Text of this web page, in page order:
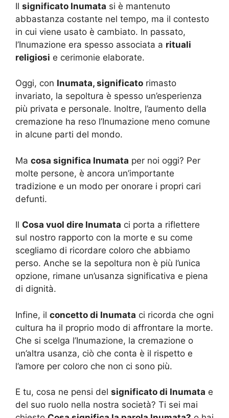
Il significato Inumata si è mantenuto
abbastanza costante nel tempo, ma il contesto
in cui viene usato è cambiato. In passato,
l’Inumazione era spesso associata a rituali
religiosi e cerimonie elaborate.
Oggi, con Inumata, significato rimasto
invariato, la sepoltura è spesso un’esperienza
più privata e personale. Inoltre, l’aumento della
cremazione ha reso l’Inumazione meno comune
in alcune parti del mondo.
Ma cosa significa Inumata per noi oggi? Per
molte persone, è ancora un’importante
tradizione e un modo per onorare i propri cari
defunti.
Il Cosa vuol dire Inumata ci porta a riflettere
sul nostro rapporto con la morte e su come
scegliamo di ricordare coloro che abbiamo
perso. Anche se la sepoltura non è più l’unica
opzione, rimane un’usanza significativa e piena
di dignità.
Infine, il concetto di Inumata ci ricorda che ogni
cultura ha il proprio modo di affrontare la morte.
Che si scelga l’Inumazione, la cremazione o
un’altra usanza, ciò che conta è il rispetto e
l’amore per coloro che non ci sono più.
E tu, cosa ne pensi del significato di Inumata e
del suo ruolo nella nostra società? Ti sei mai